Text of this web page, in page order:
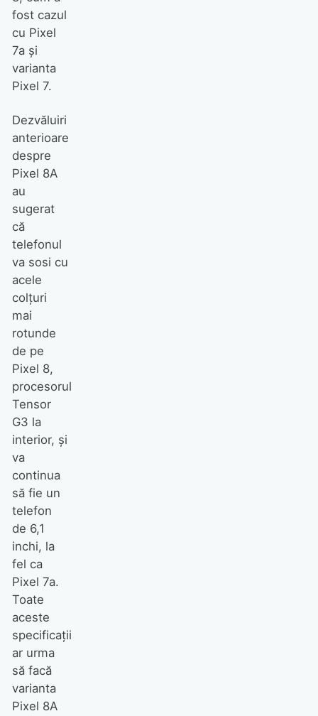
fost cazul
cu Pixel
7a și
varianta
Pixel 7.
Dezvăluiri
anterioare
despre
Pixel 8A
au
sugerat
că
telefonul
va sosi cu
acele
colțuri
mai
rotunde
de pe
Pixel 8,
procesorul
Tensor
G3 la
interior, și
va
continua
să fie un
telefon
de 6,1
inchi, la
fel ca
Pixel 7a.
Toate
aceste
specificații
ar urma
să facă
varianta
Pixel 8A